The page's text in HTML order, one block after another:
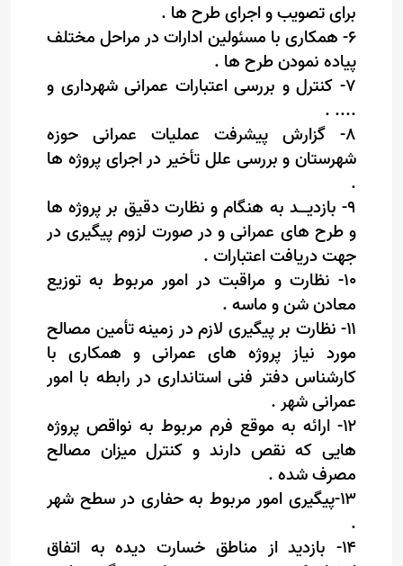
برای تصویب و اجرای طرح ها .
۶- همکاری با مسئولین ادارات در مراحل مختلف
پیاده نمودن طرح ها .
۷- کنترل و بررسی اعتبارات عمرانی شهرداری و
.... .
۸- گزارش پیشرفت عملیات عمرانی حوزه
شهرستان و بررسی علل تأخیر در اجرای پروژه ها
.
۹- بازدیــد به هنگام و نظارت دقیق بر پروژه ها
و طرح های عمرانی و در صورت لزوم پیگیری در
جهت دریافت اعتبارات .
۱۰- نظارت و مراقبت در امور مربوط به توزیع
معادن شن و ماسه .
۱۱- نظارت بر پیگیری لازم در زمینه تأمین مصالح
مورد نیاز پروژه های عمرانی و همکاری با
کارشناس دفتر فنی استانداری در رابطه با امور
عمرانی شهر .
۱۲- ارائه به موقع فرم مربوط به نواقص پروژه
هایی که نقص دارند و کنترل میزان مصالح
مصرف شده .
۱۳-پیگیری امور مربوط به حفاری در سطح شهر
.
۱۴- بازدید از مناطق خسارت دیده به اتفاق